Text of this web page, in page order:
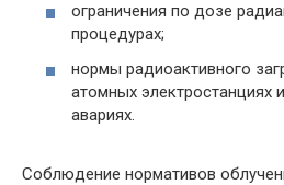
ограничения по дозе
процедурах;
нормы радиоактивного
атомных электростанциях
авариях.
Соблюдение нормативов